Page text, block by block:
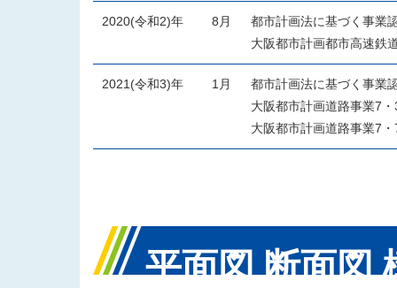
2020(令和2)年 8月
都市計画法に基づく事業
大阪都市計画都市高速鉄
2021(令和3)年 1月
都市計画法に基づく事業
大阪都市計画道路事業7
大阪都市計画道路事業7
平面図 断面図